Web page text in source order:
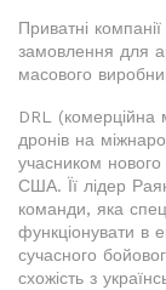
Приватні
замовлення для
масового
DRL (комерційна
дронів на
учасником нового
США. Її лідер
команди, яка
функціонувати в
сучасного
схожість з